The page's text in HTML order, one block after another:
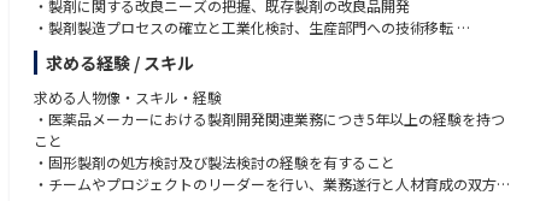
Develop and strengthen customer relationships to identify new business
opportunities.
Partner with Business Development and Operational leaders to support b
usiness growth strategies.
Provide country expertise for proposals, bid defenses, and customer eng
agements.
Support regional expansion initiatives and contribute to revenue growth
objectives.
・製剤に関する改良ニーズの把握、既存製剤の改良品開発
・製剤製造プロセスの確立と工業化検討、生産部門への技術移転
・国内外における治験薬の委託先製造管理と付随するドキュメンテーショ
ン
・製剤製造に係る国内外承認申請資料の作成及び照会対応
・生産におけるトラブル・変更に対する技術支援
・新薬の開発におけるCMC部門・非臨床のマネジメント業務
・国内外の会社の開発品及び市販品の製剤パートにおける導入評価
・当社開発品及び市販品の導出活動における製剤パートの資料準備及び対
求める経験 / スキル
求める人物像・スキル・経験
・医薬品メーカーにおける製剤開発関連業務につき5年以上の経験を持つ
こと
・固形製剤の処方検討及び製法検討の経験を有すること
・チームやプロジェクトのリーダーを行い、業務遂行と人材育成の双方が